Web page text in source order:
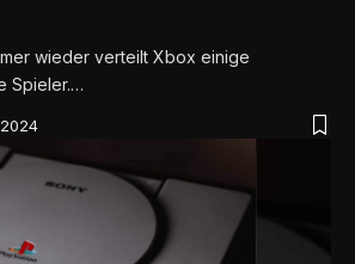
wieder verteilt Xbox einige
Spieler.…